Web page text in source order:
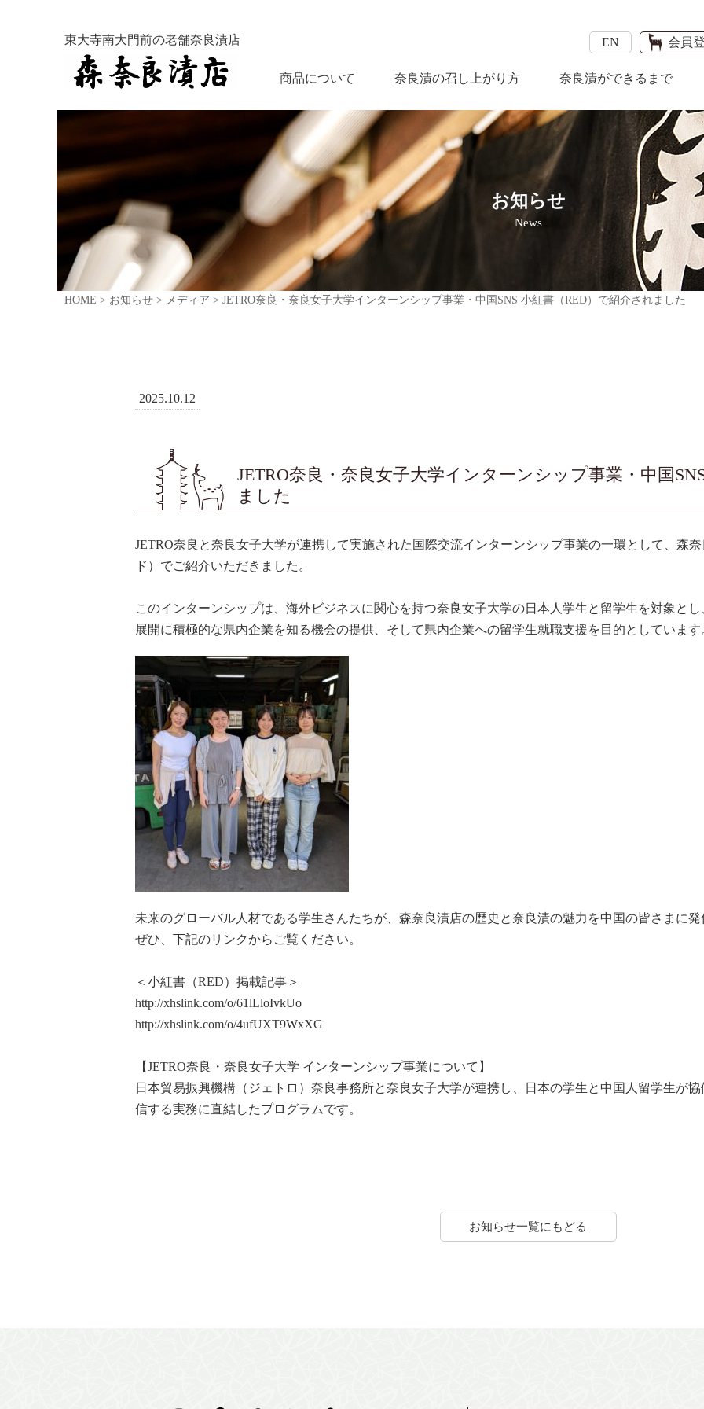
東大寺南大門前の老舗奈良漬店 EN 会員
商品について 奈良漬の召し上がり方 奈良漬ができるまで
お知らせ
News
HOME > お知らせ > メディア > JETRO奈良・奈良女子大学インターンシップ事業・中国SNS 小紅書（RED）で紹介されました
2025.10.12
JETRO奈良・奈良女子大学インターンシップ事業・中国
ました
JETRO奈良と奈良女子大学が連携して実施された国際交流インターンシップ事業の一環として、森
ド）でご紹介いただきました。
このインターンシップは、海外ビジネスに関心を持つ奈良女子大学の日本人学生と留学生を対象と
展開に積極的な県内企業を知る機会の提供、そして県内企業への留学生就職支援を目的としています
未来のグローバル人材である学生さんたちが、森奈良漬店の歴史と奈良漬の魅力を中国の皆さまに発
ぜひ、下記のリンクからご覧ください。
＜小紅書（RED）掲載記事＞
http://xhslink.com/o/61lLloIvkUo
http://xhslink.com/o/4ufUXT9WxXG
【JETRO奈良・奈良女子大学 インターンシップ事業について】
日本貿易振興機構（ジェトロ）奈良事務所と奈良女子大学が連携し、日本の学生と中国人留学生が
信する実務に直結したプログラムです。
お知らせ一覧にもどる